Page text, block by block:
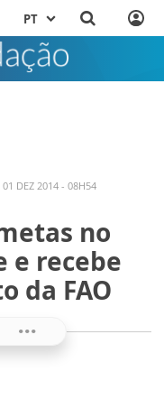
PT
01 DEZ 2014 - 08H54
no
e recebe
da FAO